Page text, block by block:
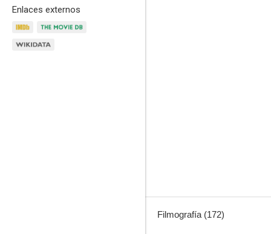
Enlaces externos
Filmografía (172)